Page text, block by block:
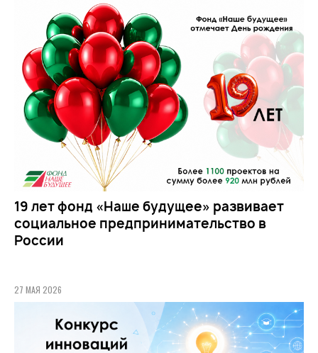
19 лет фонд «Наше будущее» развивает
социальное предпринимательство в
России
27 МАЯ 2026